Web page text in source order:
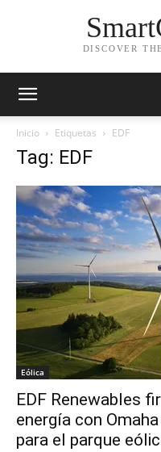
DISCOVER
Inicio Etiquetas EDF
Tag: EDF
Eólica
EDF Renewables
energía con
para el parque